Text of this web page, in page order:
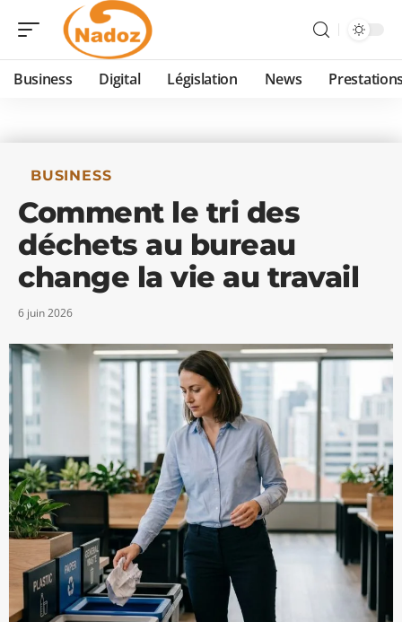
Business Digital Législation News
BUSINESS
Comment le tri des
déchets au bureau
change la vie au travail
6 juin 2026